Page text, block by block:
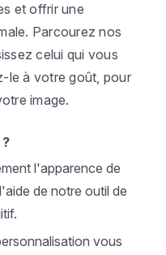
et offrir une
Parcourez nos
celui qui vous
le à votre goût, pour
image.
l'apparence de
de notre outil de
vous